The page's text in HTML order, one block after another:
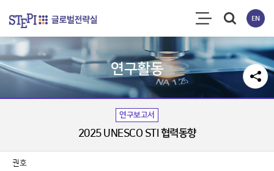
연구활동
에 항상 감사드립니다.
연구보고서
2025 UNESCO STI 협력동향
권호